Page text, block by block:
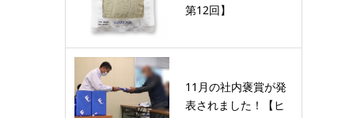
第12回】
11月の社内褒賞が発
表されました！【ヒ